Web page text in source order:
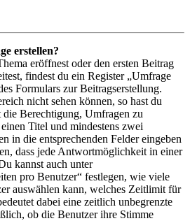
erstellen?
eröffnest oder den ersten Beitrag
findest du ein Register „Umfrage
Formulars zur Beitragserstellung.
nicht sehen können, so hast du
Berechtigung, Umfragen zu
Titel und mindestens zwei
in die entsprechenden Felder eingeben
dass jede Antwortmöglichkeit in einer
kannst auch unter
pro Benutzer“ festlegen, wie viele
auswählen kann, welches Zeitlimit für
dabei eine zeitlich unbegrenzte
ob die Benutzer ihre Stimme